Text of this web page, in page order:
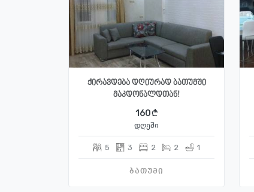
ქირავდება დღიურად ბათუმში
მაკდონალდთან!
160
დღეში
5 3 2 2 1
ბათუმი